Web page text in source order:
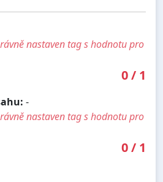
nastaven tag s hodnotu pro
0/ 1
-
nastaven tag s hodnotu pro
0/ 1